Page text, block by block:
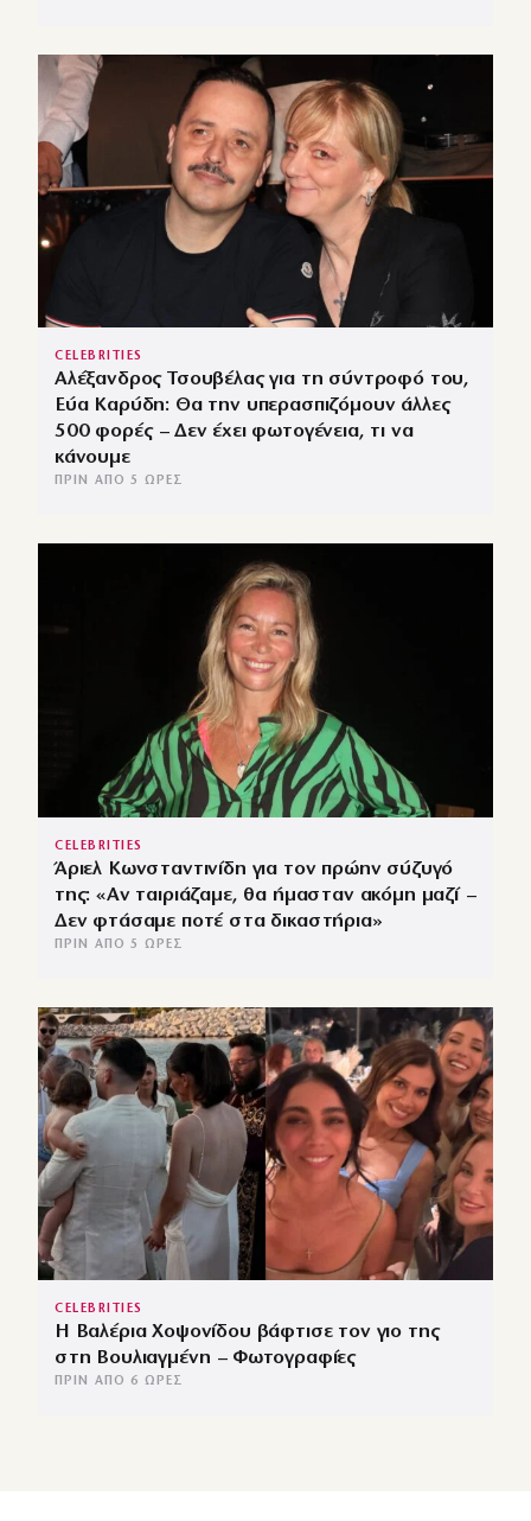
CELEBRITIES
Αλέξανδρος Τσουβέλας για τη σύντροφό του,
Εύα Καρύδη: Θα την υπερασπιζόμουν άλλες
500 φορές – Δεν έχει φωτογένεια, τι να
κάνουμε
ΠΡΙΝ ΑΠΌ 5 ΏΡΕΣ
CELEBRITIES
Άριελ Κωνσταντινίδη για τον πρώην σύζυγό
της: «Αν ταιριάζαμε, θα ήμασταν ακόμη μαζί –
Δεν φτάσαμε ποτέ στα δικαστήρια»
ΠΡΙΝ ΑΠΌ 5 ΏΡΕΣ
CELEBRITIES
Η Βαλέρια Χοψονίδου βάφτισε τον γιο της
στη Βουλιαγμένη – Φωτογραφίες
ΠΡΙΝ ΑΠΌ 6 ΏΡΕΣ